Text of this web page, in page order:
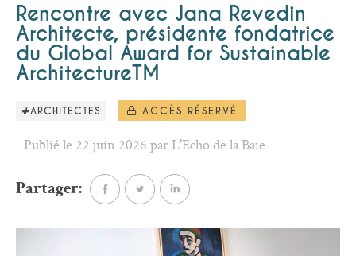
Rencontre avec Jana Revedin
Architecte, présidente fondatrice
du Global Award for Sustainable
ArchitectureTM
#ARCHITECTES ACCÈS RÉSERVÉ
Publié le 22 juin 2026 par L'Echo de la Baie
Partager: